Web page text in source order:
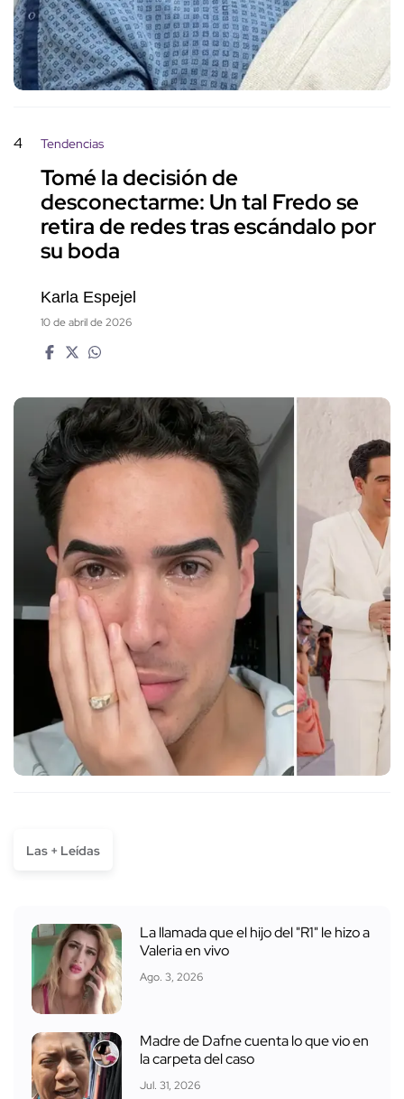
4 Tendencias
Tomé la decisión de
desconectarme: Un tal Fredo se
retira de redes tras escándalo por
su boda
Karla Espejel
10 de abril de 2026
Las + Leídas
La llamada que el hijo del "R1" le hizo a
Valeria en vivo
Ago. 3, 2026
Madre de Dafne cuenta lo que vio en
la carpeta del caso
Jul. 31, 2026